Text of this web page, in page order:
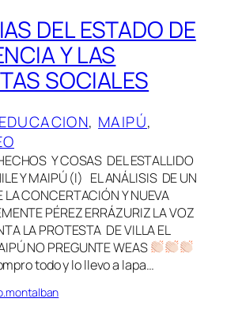
DEL ESTADO DE
Y LAS
SOCIALES
EDUCACION, MAIPÚ
Y COSAS DEL ESTALLIDO
Y MAIPÚ (I) EL ANÁLISIS DE UN
LA CONCERTACIÓN Y NUEVA
PÉREZ ERRÁZURIZ LA VOZ
LA PROTESTA DE VILLA EL
NO PREGUNTE WEAS
todo y lo llevo a lapa…